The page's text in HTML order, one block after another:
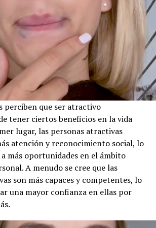
perciben que ser atractivo
tener ciertos beneficios en la vida
lugar, las personas atractivas
atención y reconocimiento social, lo
más oportunidades en el ámbito
A menudo se cree que las
son más capaces y competentes, lo
una mayor confianza en ellas por